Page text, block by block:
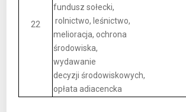
22
fundusz sołecki,
rolnictwo, leśnictwo,
melioracja, ochrona
środowiska,
wydawanie
decyzji środowiskowych,
opłata adiacencka